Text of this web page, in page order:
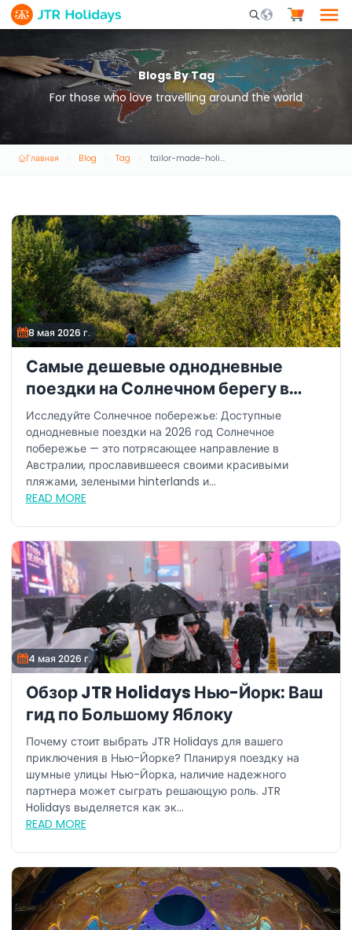
Mobile Search
Blogs By Tag
For those who love travelling around the world
Главная Blog Tag tailor-made-holiday-packages
8 мая 2026 г.
Самые дешевые однодневные
поездки на Солнечном берегу в
2026 году
Исследуйте Солнечное побережье: Доступные
однодневные поездки на 2026 год Солнечное
побережье — это потрясающее направление в
Австралии, прославившееся своими красивыми
пляжами, зелеными hinterlands и...
READ MORE
4 мая 2026 г.
Обзор JTR Holidays Нью-Йорк: Ваш
гид по Большому Яблоку
Почему стоит выбрать JTR Holidays для вашего
приключения в Нью-Йорке? Планируя поездку на
шумные улицы Нью-Йорка, наличие надежного
партнера может сыграть решающую роль. JTR
Holidays выделяется как эк...
READ MORE